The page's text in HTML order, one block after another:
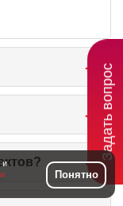
проекта,
и
как
и
Понятно
Задать вопрос